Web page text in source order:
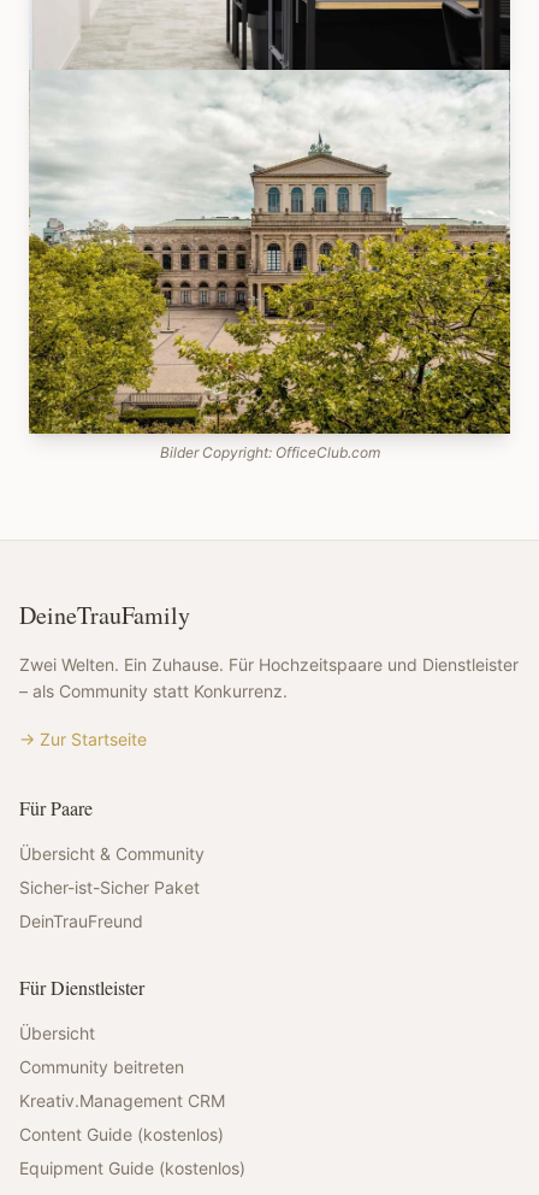
Bilder Copyright: OfficeClub.com
DeineTrauFamily
Zwei Welten. Ein Zuhause. Für Hochzeitspaare und Dienstleister
– als Community statt Konkurrenz.
→ Zur Startseite
Für Paare
Übersicht & Community
Sicher-ist-Sicher Paket
DeinTrauFreund
Für Dienstleister
Übersicht
Community beitreten
Kreativ.Management CRM
Content Guide (kostenlos)
Equipment Guide (kostenlos)